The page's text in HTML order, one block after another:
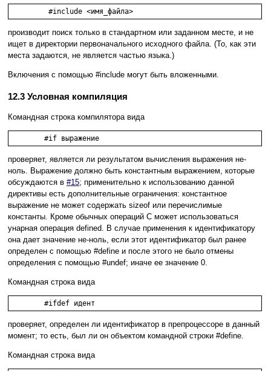
производит поиск только в стандартном или заданном месте, и не
ищет в директории первоначального исходного файла. (То, как эти
места задаются, не является частью языка.)
Включения с помощью #include могут быть вложенными.
12.3 Условная компиляция
Командная строка компилятора вида
проверяет, является ли результатом вычисления выражения не-
ноль. Выражение должно быть константным выражением, которые
обсуждаются в #15; применительно к использованию данной
директивы есть дополнительные ограничения: константное
выражение не может содержать sizeof или перечислимые
константы. Кроме обычных операций C может использоваться
унарная операция defined. В случае применения к идентификатору
она дает значение не-ноль, если этот идентификатор был ранее
определен с помощью #define и после этого не было отмены
определения с помощью #undef; иначе ее значение 0.
Командная строка вида
проверяет, определен ли идентификатор в препроцессоре в данный
момент; то есть, был ли он объектом командной строки #define.
Командная строка вида